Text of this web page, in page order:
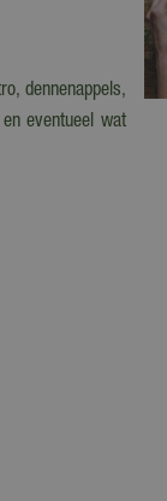
dennenappels,
eventueel wat